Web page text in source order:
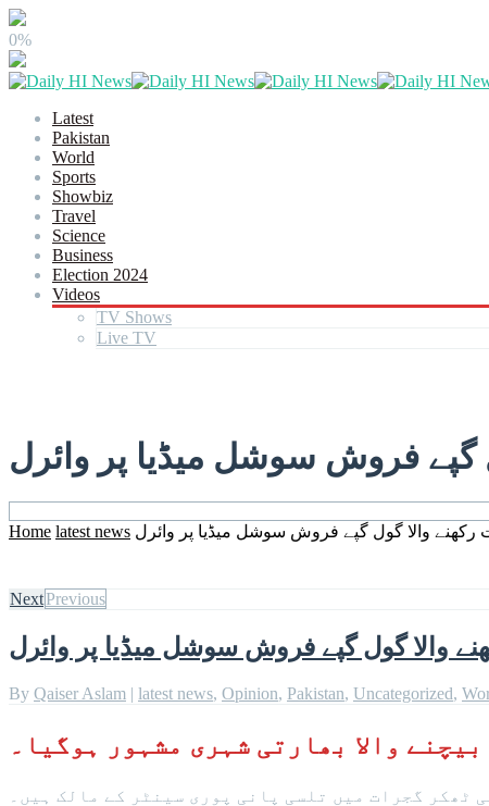
0%
Latest
Pakistan
World
Sports
Showbiz
Travel
Science
Business
Election 2024
Videos
TV Shows
Live TV
فروش سوشل میڈیا پر وائرل
Home latest news والا گول گپے فروش سوشل میڈیا پر وائرل
NextPrevious
والا گول گپے فروش سوشل میڈیا پر وائرل
By Qaiser Aslam | latest news, Opinion, Pakistan, Uncategorized,
والا بھارتی شہری مشہور ہوگیا۔
ٹھکر گجرات میں تلسی پانی پوری سینٹر کے مالک ہیں۔